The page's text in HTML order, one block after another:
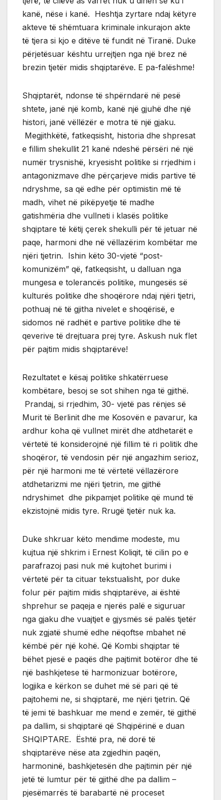
kanë, nëse i kanë. Heshtja zyrtare ndaj këtyre
akteve të shëmtuara kriminale inkurajon akte
të tjera si kjo e ditëve të fundit në Tiranë. Duke
përjetësuar kështu urrejtjen nga një brez në
brezin tjetër midis shqiptarëve. E pa-falëshme!
Shqiptarët, ndonse të shpërndarë në pesë
shtete, janë një komb, kanë një gjuhë dhe një
histori, janë vëllëzër e motra të një gjaku.
Megjithkëtë, fatkeqsisht, historia dhe shpresat
e fillim shekullit 21 kanë ndeshë përsëri në një
numër trysnishë, kryesisht politike si rrjedhim i
antagonizmave dhe përçarjeve midis partive të
ndryshme, sa që edhe për optimistin më të
madh, vihet në pikëpyetje të madhe
gatishmëria dhe vullneti i klasës politike
shqiptare të këtij çerek shekulli për të jetuar në
paqe, harmoni dhe në vëllazërim kombëtar me
njëri tjetrin. Ishin këto 30-vjetë “post-
komunizëm” që, fatkeqsisht, u dalluan nga
mungesa e tolerancës politike, mungesës së
kulturës politike dhe shoqërore ndaj njëri tjetri,
pothuaj në të gjitha nivelet e shoqërisë, e
sidomos në radhët e partive politike dhe të
qeverive të drejtuara prej tyre. Askush nuk flet
për pajtim midis shqiptarëve!
Rezultatet e kësaj politike shkatërruese
kombëtare, besoj se sot shihen nga të gjithë.
Prandaj, si rrjedhim, 30- vjetë pas rënjes së
Murit të Berlinit dhe me Kosovën e pavarur, ka
ardhur koha që vullnet mirët dhe atdhetarët e
vërtetë të konsiderojnë një fillim të ri politik dhe
shoqëror, të vendosin për një angazhim serioz,
për një harmoni me të vërtetë vëllazërore
atdhetarizmi me njëri tjetrin, me gjithë
ndryshimet dhe pikpamjet politike që mund të
ekzistojnë midis tyre. Rrugë tjetër nuk ka.
Duke shkruar këto mendime modeste, mu
kujtua një shkrim i Ernest Koliqit, të cilin po e
parafrazoj pasi nuk më kujtohet burimi i
vërtetë për ta cituar tekstualisht, por duke
folur për pajtim midis shqiptarëve, ai është
shprehur se paqeja e njerës palë e siguruar
nga gjaku dhe vuajtjet e gjysmës së palës tjetër
nuk zgjatë shumë edhe nëqoftse mbahet në
këmbë për një kohë. Që Kombi shqiptar të
bëhet pjesë e paqës dhe pajtimit botëror dhe të
një bashkjetese të harmonizuar botërore,
logjika e kërkon se duhet më së pari që të
pajtohemi ne, si shqiptarë, me njëri tjetrin. Që
të jemi të bashkuar me mend e zemër, të gjithë
pa dallim, si shqiptarë që Shqipërinë e duan
SHQIPTARE. Është pra, në dorë të
shqiptarëve nëse ata zgjedhin paqën,
harmoninë, bashkjetesën dhe pajtimin për një
jetë të lumtur për të gjithë dhe pa dallim –
pjesëmarrës të barabartë në proceset